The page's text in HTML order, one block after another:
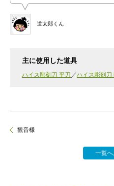
道太郎くん
主に使用した道具
ハイス彫刻刀 平刀 ハイス彫刻刀
観音様
一覧へ